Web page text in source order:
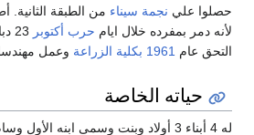
حصلوا علي نجمة سيناء من الطبقة الثانية.
لأنه دمر بمفرده خلال ايام حرب أكتوبر
التحق عام 1961 بكلية الزراعة وعمل
حياته الخاصة
له 4 أبناء 3 أولاد وبنت وسمى ابنه الأول وسام اعتزازا بوسام